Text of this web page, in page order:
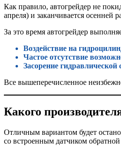
Как правило, автогрейдер не
апреля) и заканчивается осенней
За это время автогрейдер
Воздействие на
Частое отсутствие
Засорение
Все вышеперечисленное
Какого
Отличным вариантом будет
со встроенным датчиком обратной